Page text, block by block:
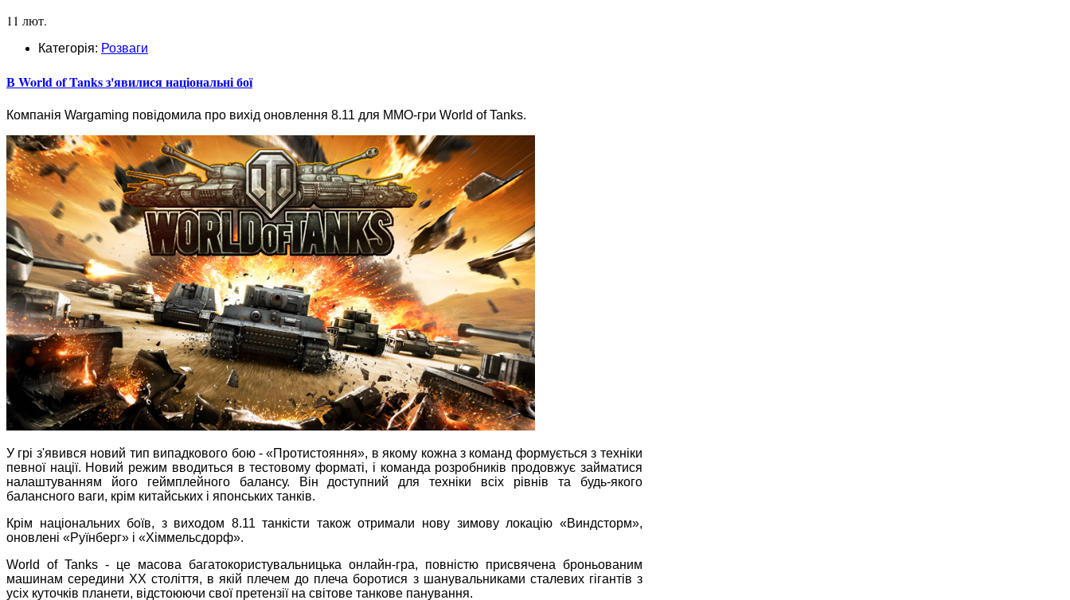
11 лют.
Категорія: Розваги
В World of Tanks з'явилися національні бої
Компанія Wargaming повідомила про вихід оновлення 8.11 для ММО-гри World of Tanks.
У грі з'явився новий тип випадкового бою - «Протистояння», в якому кожна з команд формується з техніки
певної нації. Новий режим вводиться в тестовому форматі, і команда розробників продовжує займатися
налаштуванням його геймплейного балансу. Він доступний для техніки всіх рівнів та будь-якого
балансного ваги, крім китайських і японських танків.
Крім національних боїв, з виходом 8.11 танкісти також отримали нову зимову локацію «Виндсторм»,
оновлені «Руїнберг» і «Хіммельсдорф».
World of Tanks - це масова багатокористувальницька онлайн-гра, повністю присвячена броньованим
машинам середини XX століття, в якій плечем до плеча боротися з шанувальниками сталевих гігантів з
усіх куточків планети, відстоюючи свої претензії на світове танкове панування.